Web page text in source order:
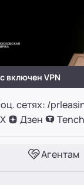
включен VPN
сетях: /
Дзен
Агентам